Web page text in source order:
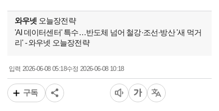
와우넷 오늘장전략
'AI 데이터센터' 특수…반도체 넘어 철강·조선·방산 '새 먹거
리' - 와우넷 오늘장전략
입력2026-06-08 05:18수정 2026-06-08 10:18
구독